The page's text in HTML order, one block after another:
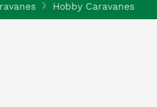
Hobby Caravanes